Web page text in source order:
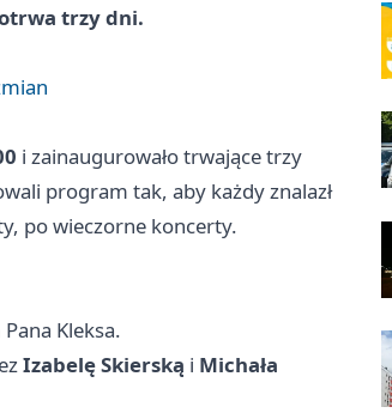
trzy dni.
i zainaugurowało trwające trzy
program tak, aby każdy znalazł
po wieczorne koncerty.
Kleksa.
Izabelę Skierską i Michała